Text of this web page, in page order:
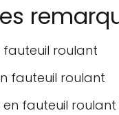
fauteuil roulant
fauteuil roulant
en fauteuil roulant